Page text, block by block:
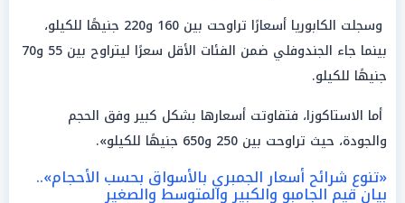
وسجلت الكابوريا أسعارًا تراوحت بين 160 و220 جنيهًا للكيلو،
بينما جاء الجندوفلي ضمن الفئات الأقل سعرًا ليتراوح بين 55 و70
جنيهًا للكيلو.
أما الاستاكوزا، فتفاوتت أسعارها بشكل كبير وفق الحجم
والجودة، حيث تراوحت بين 250 و650 جنيهًا للكيلو».
«تنوع شرائح أسعار الجمبري بالأسواق بحسب الأحجام»..
بيان قيم الجامبو والكبير والمتوسط والصغير